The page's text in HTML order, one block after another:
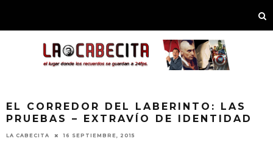
EL CORREDOR DEL LABERINTO: LAS
PRUEBAS – EXTRAVÍO DE IDENTIDAD
LA CABECITA 16 SEPTIEMBRE, 2015